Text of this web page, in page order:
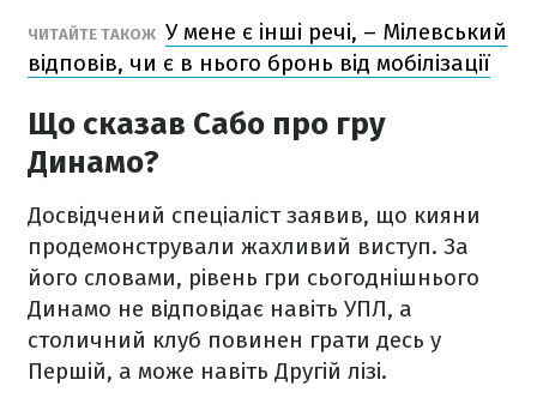
ЧИТАЙТЕ ТАКОЖ У мене є інші речі, – Мілевський
відповів, чи є в нього бронь від мобілізації
Що сказав Сабо про гру
Динамо?
Досвідчений спеціаліст заявив, що кияни
продемонстрували жахливий виступ. За
його словами, рівень гри сьогоднішнього
Динамо не відповідає навіть УПЛ, а
столичний клуб повинен грати десь у
Першій, а може навіть Другій лізі.